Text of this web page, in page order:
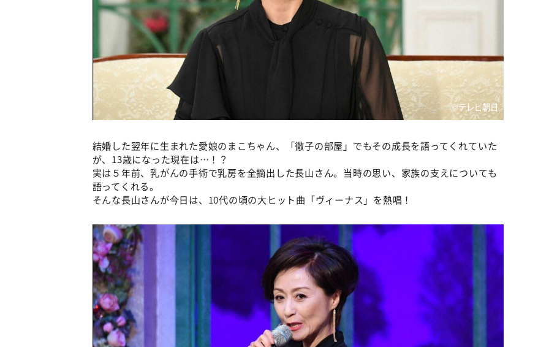
©テレビ朝日
結婚した翌年に生まれた愛娘のまこちゃん、「徹子の部屋」でもその成長を語ってくれていた
が、13歳になった現在は…！？
実は５年前、乳がんの手術で乳房を全摘出した長山さん。当時の思い、家族の支えについても
語ってくれる。
そんな長山さんが今日は、10代の頃の大ヒット曲「ヴィーナス」を熱唱！